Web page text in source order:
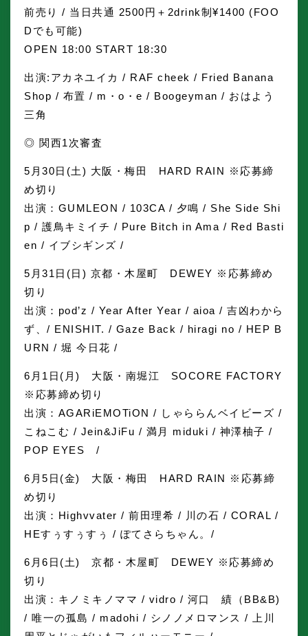
前売り / 当日共通 2500円＋2drink制¥1400 (FOO
Dでも可能)
OPEN 18:00 START 18:30
出演:アカネユイカ / RAF cheek / Fried Banana
Shop / 布置 / m・o・e / Boogeyman / おはよう
三角
◎ 関西1次審査
5月30日(土) 大阪・梅田 HARD RAIN ※応募締
め切り
出演：GUMLEON / 103CA / 夕鳴 / She Side Shi
p / 護鳥キミイチ / Pure Bitch in Ama / Red Basti
en / イブシギンズ /
5月31日(日) 京都・木屋町 DEWEY ※応募締め
切り
出演：pod’z / Year After Year / aioa / 吉凶わから
ず、/ ENISHIT. / Gaze Back / hiragi no / HEP B
URN / 堀 今日花 /
6月1日(月) 大阪・南堀江 SOCORE FACTORY
※応募締め切り
出演：AGARiEMOTiON / しゃららんベイビーズ /
こねこむ / Jein&JiFu / 満月 miduki / 神澤柚子 /
POP EYES /
6月5日(金) 大阪・梅田 HARD RAIN ※応募締
め切り
出演：Highvvater / 前田理希 / 川の石 / CORAL /
HEすぅすぅすぅ / ぽてさらちゃん。/
6月6日(土) 京都・木屋町 DEWEY ※応募締め
切り
出演：キノミキノママ / vidro / 河口 績（BB&B)
/ 唯一の孤島 / madohi / シノノメロマンス / 上川